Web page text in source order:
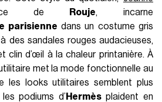
de Rouje, incarne
parisienne dans un costume gris
des sandales rouges audacieuses,
clin d’œil à la chaleur printanière. À
met la mode fonctionnelle au
les looks utilitaires semblent plus
podiums d’ Hermèsplaident en